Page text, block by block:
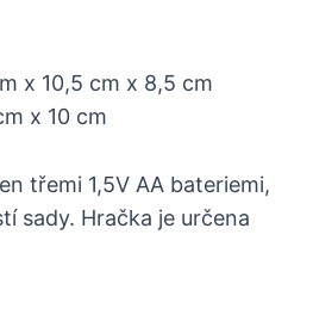
x 10,5 cm x 8,5 cm
x 10 cm
třemi 1,5V AA bateriemi,
sady. Hračka je určena